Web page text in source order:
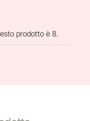
prodotto è 8.